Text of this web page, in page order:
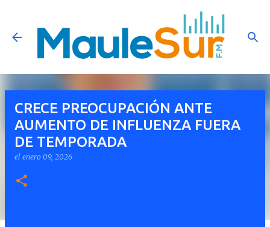
Ir al contenido principal
CRECE PREOCUPACIÓN ANTE
AUMENTO DE INFLUENZA FUERA
DE TEMPORADA
el enero 09, 2026